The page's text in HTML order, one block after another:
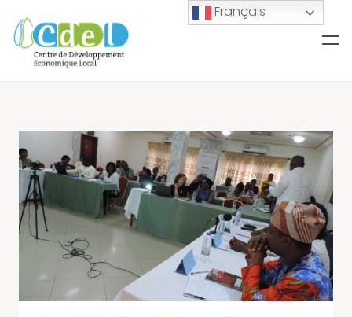
Français